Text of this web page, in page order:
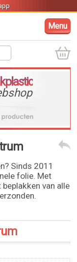
Menu
Sinds 2011
folie. Met
van alle